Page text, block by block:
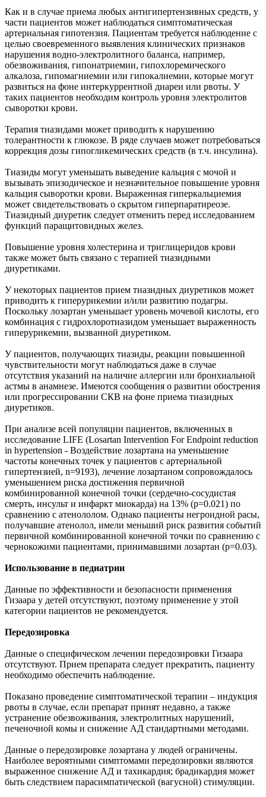
Как и в случае приема любых антигипертензивных средств, у
части пациентов может наблюдаться симптоматическая
артериальная гипотензия. Пациентам требуется наблюдение с
целью своевременного выявления клинических признаков
нарушения водно-электролитного баланса, например,
обезвоживания, гипонатриемии, гипохлоремического
алкалоза, гипомагниемии или гипокалиемии, которые могут
развиться на фоне интеркуррентной диареи или рвоты. У
таких пациентов необходим контроль уровня электролитов
сыворотки крови.
Терапия тиазидами может приводить к нарушению
толерантности к глюкозе. В ряде случаев может потребоваться
коррекция дозы гипогликемических средств (в т.ч. инсулина).
Тиазиды могут уменьшать выведение кальция с мочой и
вызывать эпизодическое и незначительное повышение уровня
кальция сыворотки крови. Выраженная гиперкальциемия
может свидетельствовать о скрытом гиперпаратиреозе.
Тиазидный диуретик следует отменить перед исследованием
функций паращитовидных желез.
Повышение уровня холестерина и триглицеридов крови
также может быть связано с терапией тиазидными
диуретиками.
У некоторых пациентов прием тиазидных диуретиков может
приводить к гиперурикемии и/или развитию подагры.
Поскольку лозартан уменьшает уровень мочевой кислоты, его
комбинация с гидрохлоротиазидом уменьшает выраженность
гиперурикемии, вызванной диуретиком.
У пациентов, получающих тиазиды, реакции повышенной
чувствительности могут наблюдаться даже в случае
отсутствия указаний на наличие аллергии или бронхиальной
астмы в анамнезе. Имеются сообщения о развитии обострения
или прогрессировании СКВ на фоне приема тиазидных
диуретиков.
При анализе всей популяции пациентов, включенных в
исследование LIFE (Losartan Intervention For Endpoint reduction
in hypertension - Воздействие лозартана на уменьшение
частоты конечных точек у пациентов с артериальной
гипертензией, n=9193), лечение лозартаном сопровождалось
уменьшением риска достижения первичной
комбинированной конечной точки (сердечно-сосудистая
смерть, инсульт и инфаркт миокарда) на 13% (p=0.021) по
сравнению с атенололом. Однако пациенты негроидной расы,
получавшие атенолол, имели меньший риск развития событий
первичной комбинированной конечной точки по сравнению с
чернокожими пациентами, принимавшими лозартан (p=0.03).
Использование в педиатрии
Данные по эффективности и безопасности применения
Гизаара у детей отсутствуют, поэтому применение у этой
категории пациентов не рекомендуется.
Передозировка
Данные о специфическом лечении передозировки Гизаара
отсутствуют. Прием препарата следует прекратить, пациенту
необходимо обеспечить наблюдение.
Показано проведение симптоматической терапии – индукция
рвоты в случае, если препарат принят недавно, а также
устранение обезвоживания, электролитных нарушений,
печеночной комы и снижение АД стандартными методами.
Данные о передозировке лозартана у людей ограничены.
Наиболее вероятными симптомами передозировки являются
выраженное снижение АД и тахикардия; брадикардия может
быть следствием парасимпатической (вагусной) стимуляции.